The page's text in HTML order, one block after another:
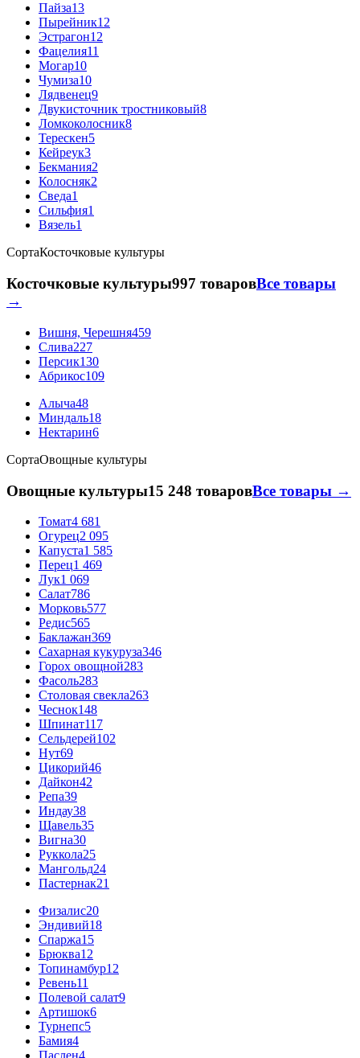
Пайза13
Пырейник12
Эстрагон12
Фацелия11
Могар10
Чумиза10
Лядвенец9
Двукисточник тростниковый8
Ломкоколосник8
Терескен5
Кейреук3
Бекмания2
Колосняк2
Сведа1
Сильфия1
Вязель1
СортаКосточковые культуры
Косточковые культуры997 товаровВсе товары
→
Вишня, Черешня459
Слива227
Персик130
Абрикос109
Алыча48
Миндаль18
Нектарин6
СортаОвощные культуры
Овощные культуры15 248 товаровВсе товары →
Томат4 681
Огурец2 095
Капуста1 585
Перец1 469
Лук1 069
Салат786
Морковь577
Редис565
Баклажан369
Сахарная кукуруза346
Горох овощной283
Фасоль283
Столовая свекла263
Чеснок148
Шпинат117
Сельдерей102
Нут69
Цикорий46
Дайкон42
Репа39
Индау38
Щавель35
Вигна30
Руккола25
Мангольд24
Пастернак21
Физалис20
Эндивий18
Спаржа15
Брюква12
Топинамбур12
Ревень11
Полевой салат9
Артишок6
Турнепс5
Бамия4